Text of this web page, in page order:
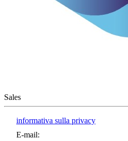
Sales
informativa sulla privacy
E-mail: